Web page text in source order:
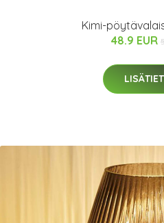
Kimi-
48.9 EUR